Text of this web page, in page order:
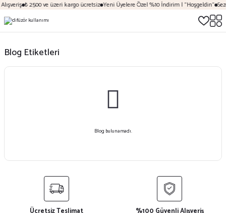
₺ 2500 ve üzeri kargo ücretsiz Yeni Üyelere Özel %10 İndirim | "Hoşgeldin"
Blog Etiketleri
Blog bulunamadı.